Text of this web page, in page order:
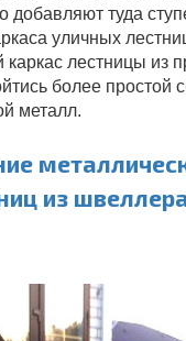
добавляют туда
уличных
каркас лестницы из
более простой
металл.
из